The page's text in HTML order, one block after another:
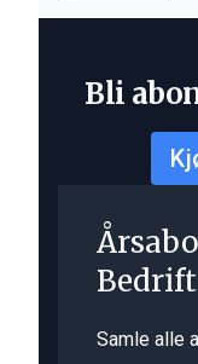
Bli
Bedrift
Samle alle